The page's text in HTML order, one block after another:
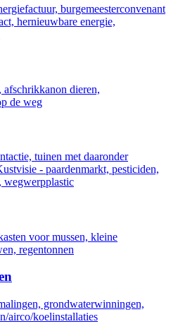
burgemeesterconvenant
hernieuwbare energie,
dieren,
de weg
tuinen met daaronder
- paardenmarkt, pesticiden,
wegwerpplastic
voor mussen, kleine
regentonnen
grondwaterwinningen,
airco/koelinstallaties